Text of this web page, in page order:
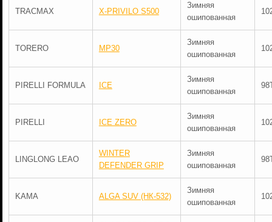
TRACMAX X-PRIVILO S500
Зимняя
ошипованная
TORERO MP30
Зимняя
ошипованная
PIRELLI FORMULA ICE
Зимняя
ошипованная
PIRELLI ICE ZERO
Зимняя
ошипованная
LINGLONG LEAO
WINTER
DEFENDER GRIP
Зимняя
ошипованная
KAMA ALGA SUV (НК-532)
Зимняя
ошипованная